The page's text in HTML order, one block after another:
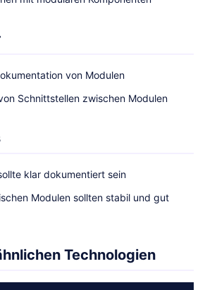
von Modulen
Schnittstellen zwischen Modulen
klar dokumentiert sein
Modulen sollten stabil und gut
Technologien